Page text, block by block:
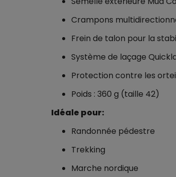
Crampons
Frein de talon pour la
Système de laçage
Protection contre les
Poids : 360 g (taille 42)
Idéale pour:
Randonnée pédestre
Trekking
Marche nordique